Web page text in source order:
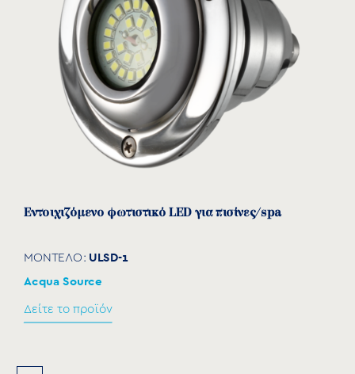
Εντοιχιζόμενο φωτιστικό LED για πισίνες/spa
ΜΟΝΤΕΛΟ: ULSD-1
Acqua Source
Δείτε το προϊόν